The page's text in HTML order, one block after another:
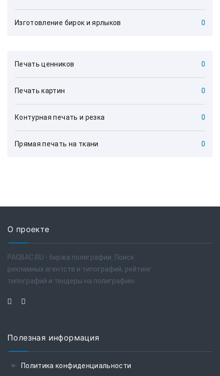
Изготовление бирок и ярлыков 0
Печать ценников 0
Печать картин 0
Контурная печать и резка 0
Прямая печать на ткани 0
О проекте
PAGBAC.RU - биржа полиграфии. Поиск
рекламных агентств и типографий, рейтинг
типографий и тендеры на полиграфию.
Полезная информация
Политика конфиденциальности